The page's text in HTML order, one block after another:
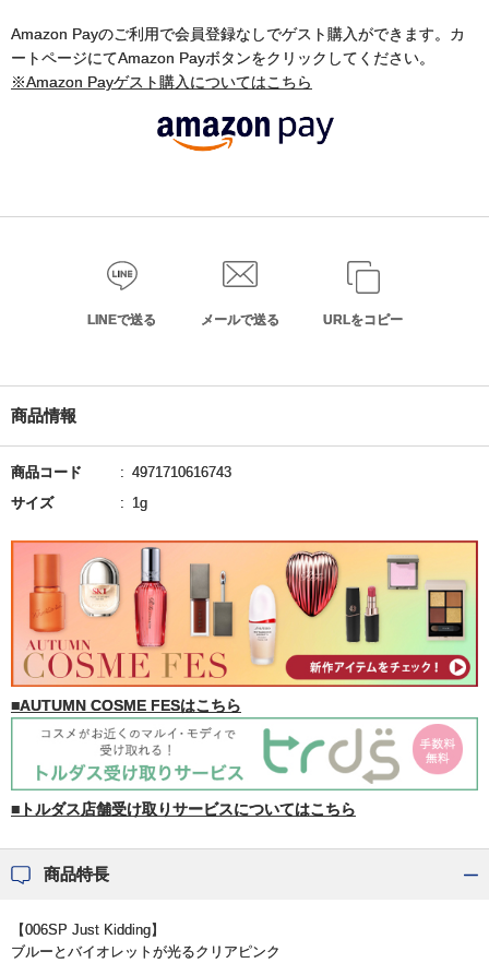
Amazon Payのご利用で会員登録なしでゲスト購入ができます。カ
ートページにてAmazon Payボタンをクリックしてください。
※Amazon Payゲスト購入についてはこちら
LINEで送る メールで送る URLをコピー
商品情報
商品コード
4971710616743
サイズ
1g
■AUTUMN COSME FESはこちら
■トルダス店舗受け取りサービスについてはこちら
商品特長
【006SP Just Kidding】
ブルーとバイオレットが光るクリアピンク